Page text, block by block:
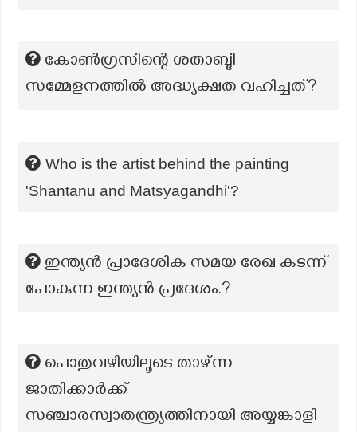
കോൺഗ്രസിന്റെ ശതാബ്ദി
സമ്മേളനത്തിൽ അദ്ധ്യക്ഷത വഹിച്ചത്?
Who is the artist behind the painting
'Shantanu and Matsyagandhi'?
ഇന്ത്യൻ പ്രാദേശിക സമയ രേഖ കടന്ന്
പോകുന്ന ഇന്ത്യൻ പ്രദേശം.?
പൊതുവഴിയിലൂടെ താഴ്ന്ന
ജാതിക്കാർക്ക്
സഞ്ചാരസ്വാതന്ത്ര്യത്തിനായി അയ്യങ്കാളി